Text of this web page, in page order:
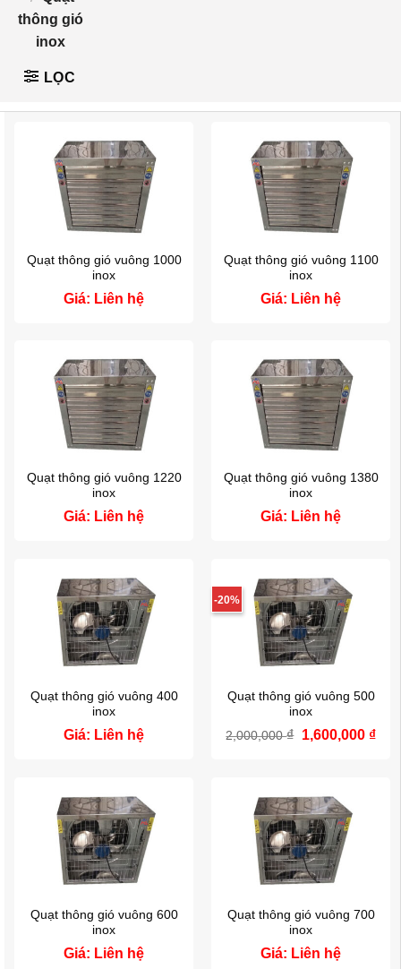
thông gió
inox
LỌC
Quạt thông gió vuông 1000
inox
Giá: Liên hệ
Quạt thông gió vuông 1100
inox
Giá: Liên hệ
Quạt thông gió vuông 1220
inox
Giá: Liên hệ
Quạt thông gió vuông 1380
inox
Giá: Liên hệ
Quạt thông gió vuông 400
inox
Giá: Liên hệ
-20%
Quạt thông gió vuông 500
inox
2,000,000₫ Giá
1,600,000 ₫Giá
Quạt thông gió vuông 600
inox
Giá: Liên hệ
Quạt thông gió vuông 700
inox
Giá: Liên hệ